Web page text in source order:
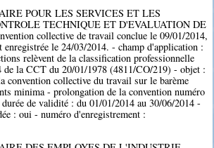
POUR LES SERVICES ET LES
TECHNIQUE ET D'EVALUATION DE
collective de travail conclue le 09/01/2014,
enregistrée le 24/03/2014. - champ d'application :
relèvent de la classification professionnelle
de la CCT du 20/01/1978 (4811/CO/219) - objet :
convention collective du travail sur le barème
minima - prolongation de la convention numéro
de validité : du 01/01/2014 au 30/06/2014 -
: oui - numéro d'enregistrement :